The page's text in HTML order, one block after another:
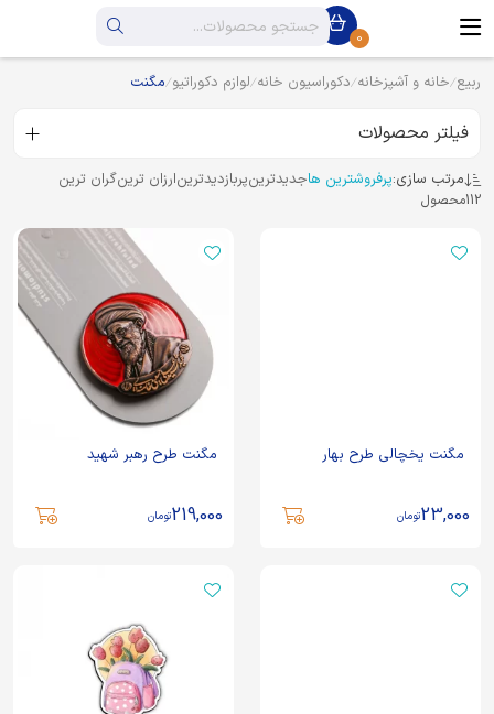
0
ربیع خانه و آشپزخانه دکوراسیون خانه لوازم دکوراتیو مگنت
فیلتر محصولات
مرتب سازی:پرفروشترین هاجدیدترینپربازدیدترینارزان ترینگران ترین
112محصول
مگنت یخچالی طرح بهار
23,000تومان
مگنت طرح رهبر شهید
219,000تومان